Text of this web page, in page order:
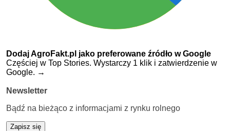
Dodaj AgroFakt.pl jako preferowane źródło w Google
Częściej w Top Stories. Wystarczy 1 klik i zatwierdzenie w
Google. →
Newsletter
Bądź na bieżąco z informacjami z rynku rolnego
Zapisz się